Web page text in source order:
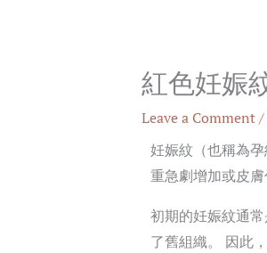
紅色妊娠
Leave a Comment/
妊娠紋（也稱為
重急劇增加或皮
初期的妊娠紋通
了舊組織。 因此，